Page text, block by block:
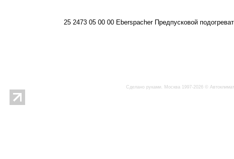
25 2473 05 00 00 Eberspacher Предпусковой
Сделано руками. Москва 1997-2026 ©